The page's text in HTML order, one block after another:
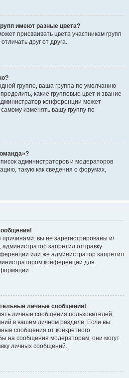
имеют разные цвета?
присваивать цвета участникам групп
друг от друга.
группе, ваша группа по умолчанию
какие групповые цвет и звание
конференции может
изменять вашу группу по
администраторов и модераторов
такую как сведения о форумах,
вы не зарегистрированы и/
запретил отправку
или же администратор запретил
конференции для
личные сообщения!
личные сообщения пользователей,
в вашем личном разделе. Если вы
сообщения от конкретного
на сообщения модераторам; они могут
личных сообщений.